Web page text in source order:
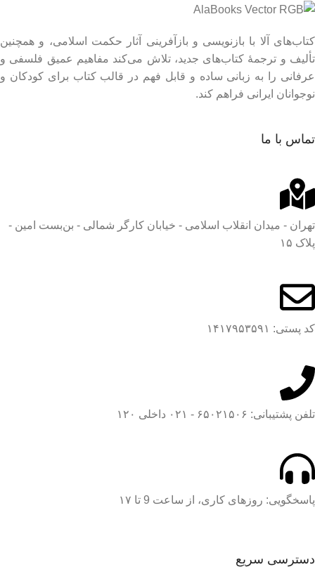
خرید کتاب
کتاب‌های آلا با بازنویسی و بازآفرینی آثار حکمت اسلامی، و همچنین
تألیف و ترجمۀ کتاب‌های جدید، تلاش می‌کند مفاهیم عمیق فلسفی و
عرفانی را به زبانی ساده و قابل فهم در قالب کتاب برای کودکان و
نوجوانان ایرانی فراهم کند.
تماس با ما
تهران - میدان انقلاب اسلامی - خیابان کارگر شمالی - بن‌بست امین -
پلاک ۱۵
کد پستی: ۱۴۱۷۹۵۳۵۹۱
تلفن پشتیبانی: ۶۵۰۲۱۵۰۶ - ۰۲۱ داخلی ۱۲۰
پاسخگویی: روزهای کاری، از ساعت 9 تا ۱۷
دسترسی سریع